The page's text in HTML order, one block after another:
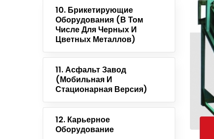
10. Брикетирующие
Оборудования (в Том
Числе Для Черных И
Цветных Металлов)
11. Асфальт Завод
(мобильная И
Стационарная Версия)
12. Карьерное
Оборудование